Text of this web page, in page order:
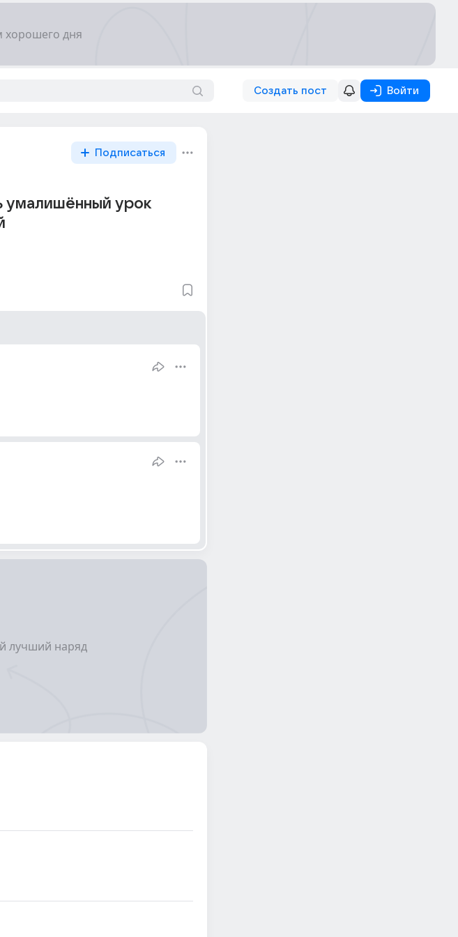
Создать пост Войти
Подписаться
умалишённый урок